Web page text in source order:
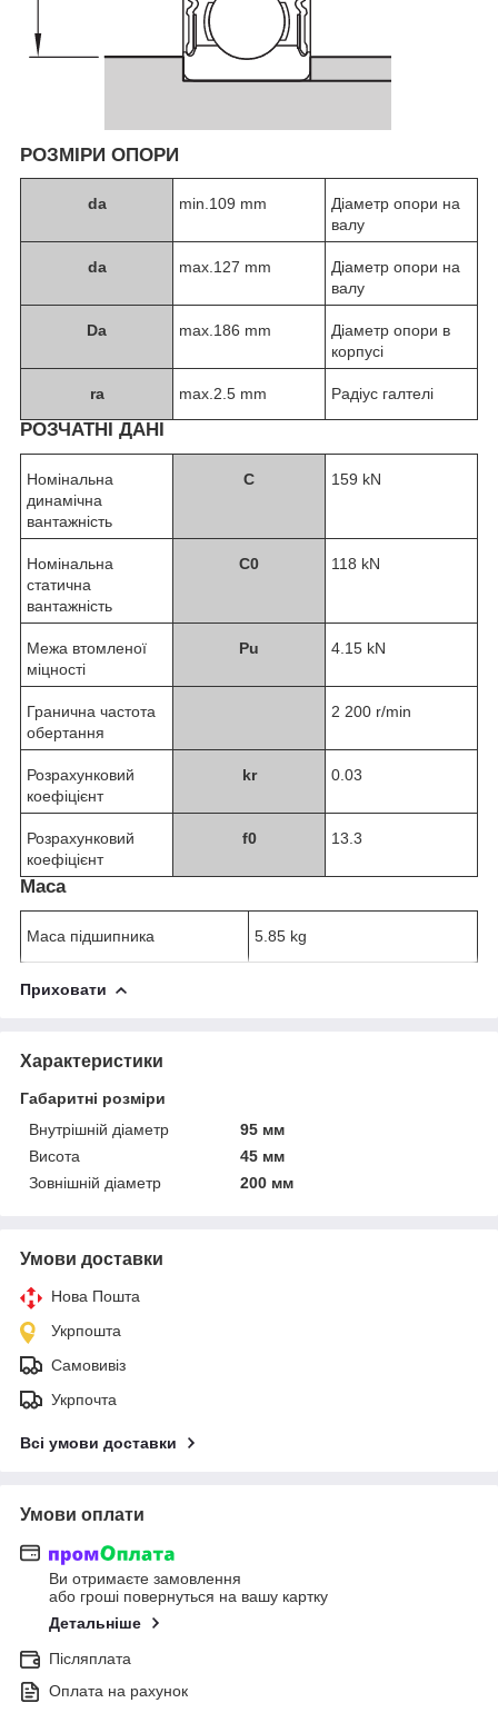
РОЗМІРИ ОПОРИ
da min.109 mm
Діаметр опори на
валу
da max.127 mm
Діаметр опори на
валу
Da max.186 mm
Діаметр опори в
корпусі
ra max.2.5 mm Радіус галтелі
РОЗЧАТНІ ДАНІ
Номінальна
динамічна
вантажність
C 159 kN
Номінальна
статична
вантажність
C0 118 kN
Межа втомленої
міцності
Pu 4.15 kN
Гранична частота
обертання
2 200 r/min
Розрахунковий
коефіцієнт
kr 0.03
Розрахунковий
коефіцієнт
f0 13.3
Маса
Маса підшипника 5.85 kg
Приховати
Характеристики
Габаритні розміри
Внутрішній діаметр
95 мм
Висота
45 мм
Зовнішній діаметр
200 мм
Умови доставки
Нова Пошта
Укрпошта
Самовивіз
Укрпочта
Всі умови доставки
Умови оплати
Ви отримаєте замовлення
або гроші повернуться на вашу картку
Детальніше
Післяплата
Оплата на рахунок